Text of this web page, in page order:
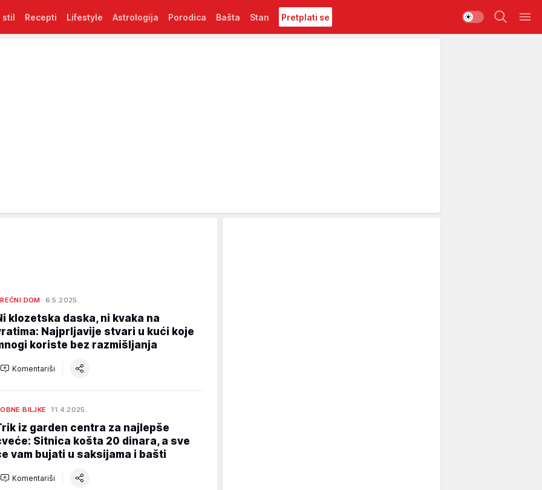
stil Recepti Lifestyle Astrologija Porodica Bašta Stan Pretplati se
DOM 6.5.2025.
klozetska daska, ni kvaka na
Najprljavije stvari u kući koje
koriste bez razmišljanja
Komentariši
BILJKE 11.4.2025.
iz garden centra za najlepše
Sitnica košta 20 dinara, a sve
vam bujati u saksijama i bašti
Komentariši